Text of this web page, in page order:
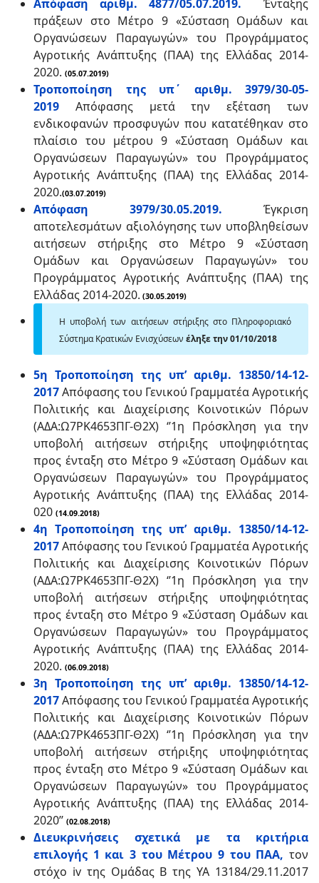
Απόφαση αριθμ. 4877/05.07.2019. Ένταξης
πράξεων στο Μέτρο 9 «Σύσταση Ομάδων και
Οργανώσεων Παραγωγών» του Προγράμματος
Αγροτικής Ανάπτυξης (ΠΑΑ) της Ελλάδας 2014-
2020. (05.07.2019)
Τροποποίηση της υπ΄ αριθμ. 3979/30-05-
2019
Απόφασης μετά την εξέταση των
ενδικοφανών προσφυγών που κατατέθηκαν στο
πλαίσιο του μέτρου 9 «Σύσταση Ομάδων και
Οργανώσεων Παραγωγών» του Προγράμματος
Αγροτικής Ανάπτυξης (ΠΑΑ) της Ελλάδας 2014-
2020.(03.07.2019)
Απόφαση 3979/30.05.2019. Έγκριση
αποτελεσμάτων αξιολόγησης των υποβληθείσων
αιτήσεων στήριξης στο Μέτρο 9 «Σύσταση
Ομάδων και Οργανώσεων Παραγωγών» του
Προγράμματος Αγροτικής Ανάπτυξης (ΠΑΑ) της
Ελλάδας 2014-2020. (30.05.2019)
Η υποβολή των αιτήσεων στήριξης στο Πληροφοριακό
Σύστημα Κρατικών Ενισχύσεων έληξε την 01/10/2018
5η Τροποποίηση της υπ’ αριθμ. 13850/14-12-
2017Απόφασης του Γενικού Γραμματέα Αγροτικής
Πολιτικής και Διαχείρισης Κοινοτικών Πόρων
(ΑΔΑ:Ω7ΡΚ4653ΠΓ-Θ2Χ) ‘’1η Πρόσκληση για την
υποβολή αιτήσεων στήριξης υποψηφιότητας
προς ένταξη στο Μέτρο 9 «Σύσταση Ομάδων και
Οργανώσεων Παραγωγών» του Προγράμματος
Αγροτικής Ανάπτυξης (ΠΑΑ) της Ελλάδας 2014-
020 (14.09.2018)
4η Tροποποίηση της υπ’ αριθμ. 13850/14-12-
2017Απόφασης του Γενικού Γραμματέα Αγροτικής
Πολιτικής και Διαχείρισης Κοινοτικών Πόρων
(ΑΔΑ:Ω7ΡΚ4653ΠΓ-Θ2Χ) ‘’1η Πρόσκληση για την
υποβολή αιτήσεων στήριξης υποψηφιότητας
προς ένταξη στο Μέτρο 9 «Σύσταση Ομάδων και
Οργανώσεων Παραγωγών» του Προγράμματος
Αγροτικής Ανάπτυξης (ΠΑΑ) της Ελλάδας 2014-
2020. (06.09.2018)
3η Τροποποίηση της υπ’ αριθμ. 13850/14-12-
2017Απόφασης του Γενικού Γραμματέα Αγροτικής
Πολιτικής και Διαχείρισης Κοινοτικών Πόρων
(ΑΔΑ:Ω7ΡΚ4653ΠΓ-Θ2Χ) ‘’1η Πρόσκληση για την
υποβολή αιτήσεων στήριξης υποψηφιότητας
προς ένταξη στο Μέτρο 9 «Σύσταση Ομάδων και
Οργανώσεων Παραγωγών» του Προγράμματος
Αγροτικής Ανάπτυξης (ΠΑΑ) της Ελλάδας 2014-
2020’’ (02.08.2018)
Διευκρινήσεις σχετικά με τα κριτήρια
επιλογής 1 και 3 του Μέτρου 9 του ΠΑΑ, τον
στόχο iv της Ομάδας Β της ΥΑ 13184/29.11.2017